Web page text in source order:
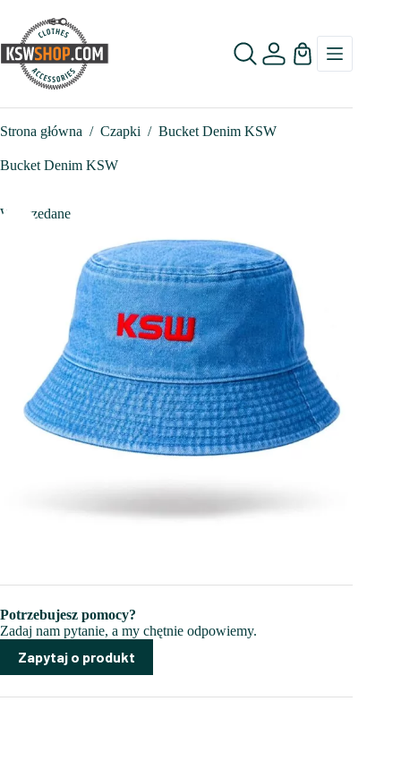
treści
Koszyk
Strona główna / Czapki / Bucket Denim KSW
Bucket Denim KSW
Wyprzedane
Potrzebujesz pomocy?
Zadaj nam pytanie, a my chętnie odpowiemy.
Zapytaj o produkt